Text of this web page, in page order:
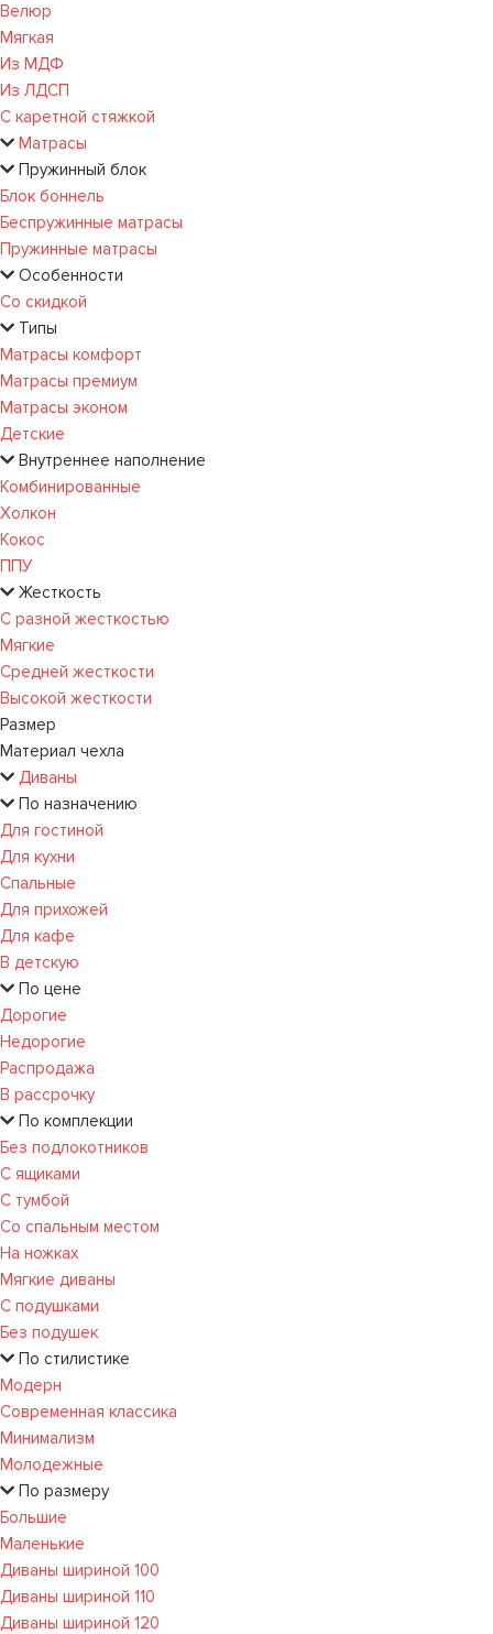
Велюр
Мягкая
Из МДФ
Из ЛДСП
С каретной стяжкой
Матрасы
Пружинный блок
Блок боннель
Беспружинные матрасы
Пружинные матрасы
Особенности
Со скидкой
Типы
Матрасы комфорт
Матрасы премиум
Матрасы эконом
Детские
Внутреннее наполнение
Комбинированные
Холкон
Кокос
ППУ
Жесткость
С разной жесткостью
Мягкие
Средней жесткости
Высокой жесткости
Размер
Материал чехла
Диваны
По назначению
Для гостиной
Для кухни
Спальные
Для прихожей
Для кафе
В детскую
По цене
Дорогие
Недорогие
Распродажа
В рассрочку
По комплекции
Без подлокотников
С ящиками
С тумбой
Со спальным местом
На ножках
Мягкие диваны
С подушками
Без подушек
По стилистике
Модерн
Современная классика
Минимализм
Молодежные
По размеру
Большие
Маленькие
Диваны шириной 100
Диваны шириной 110
Диваны шириной 120